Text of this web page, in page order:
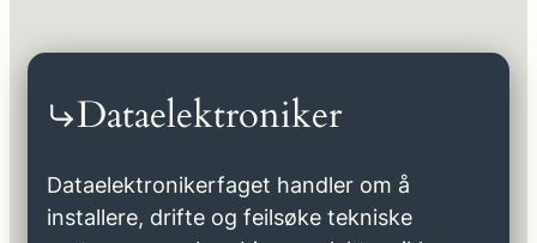
Dataelektroniker
Dataelektronikerfaget handler om å
installere, drifte og feilsøke tekniske